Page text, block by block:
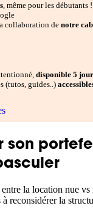
, même pour les débutants !
collaboration de notre
disponible 5
(tutos, guides..)
son
la location nue vs
reconsidérer la